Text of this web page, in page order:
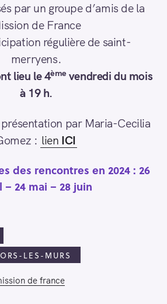
par un groupe d’amis de la
de France
régulière de saint-
merryens.
lieu le 4èmevendredi du mois
à 19 h.
par Maria-Cecilia
: lien ICI
des rencontres en 2024 : 26
– 24 mai – 28 juin
LES-MURS
de france